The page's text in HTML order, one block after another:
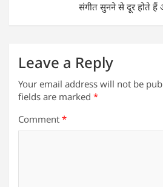
k
संगीत सुनने से दूर होते हैं
Leave a Reply
Your email address will not be
fields are marked *
Comment *